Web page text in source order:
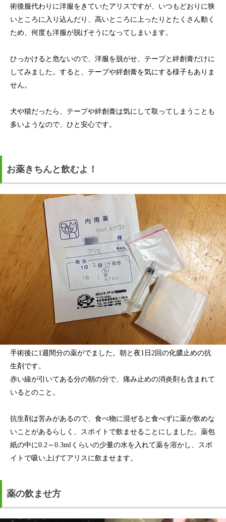
術後服代わりに洋服をきていたアリスですが、いつもどおりに狭
いところに入り込んだり、高いところに上ったりとたくさん動く
ため、何度も洋服が脱げそうになってしまいます。
ひっかけると危ないので、洋服を脱がせ、テープと絆創膏だけに
してみました。すると、テープや絆創膏を気にする様子もありま
せん。
犬や猫だったら、テープや絆創膏は気にして取ってしまうことも
多いようなので、ひと安心です。
お薬きちんと飲むよ！
手術後に1週間分の薬がでました。朝と夜1日2回の化膿止めの抗
生剤です。
赤い線が引いてある分の朝の分で、痛み止めの消炎剤も含まれて
いるとのこと。
抗生剤は苦みがあるので、食べ物に混ぜると食べずに薬が飲めな
いことがあるらしく、スポイトで飲ませることにしました。薬包
紙の中に0.2～0.3mlくらいの少量の水を入れて薬を溶かし、スポ
イトで吸い上げてアリスに飲ませます。
薬の飲ませ方